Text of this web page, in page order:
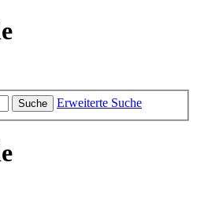
Suche Erweiterte Suche